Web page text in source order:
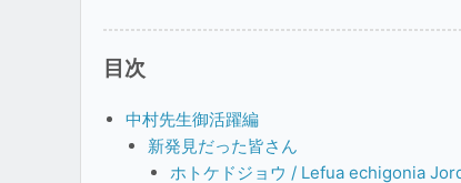
目次
中村先生御活躍編
新発見だった皆さん
ホトケドジョウ / Lefua echigonia